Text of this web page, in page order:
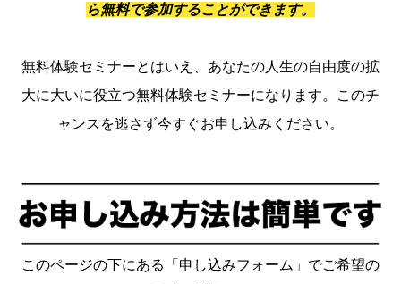
ら無料で参加することができます。
無料体験セミナーとはいえ、あなたの人生の自由度の拡
大に大いに役立つ無料体験セミナーになります。このチ
ャンスを逃さず今すぐお申し込みください。
このページの下にある「申し込みフォーム」でご希望の